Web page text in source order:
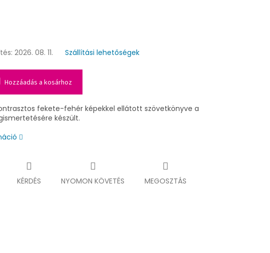
2026. 08. 11. Szállítási lehetőségek
Hozzáadás a kosárhoz
fekete-fehér képekkel ellátott szövetkönyve a
készült.
KÉRDÉS NYOMON KÖVETÉS MEGOSZTÁS